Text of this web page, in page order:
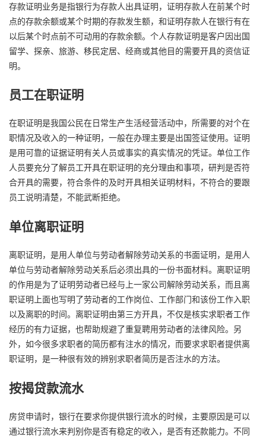
存款证明业务是指银行为存款人出具证明，证明存款人在前某个时
点的存款余额或某个时期的存款发生额，和证明存款人在银行有在
以后某个时点前不可动用的存款余额。个人存款证明是客户因出国
留学、探亲、旅游、移民定居、经商或其他目的需要开具的资信证
明。
员工在职证明
在职证明是我国公民在日常生产生活经营活动中，所需要的对个在
职情况及收入的一种证明，一般在办理主要是出国签证使用。证明
是用可靠的证据证明有关人员或事实的真实情况的凭证。单位工作
人员要充分了解员工开具在职证明的充分理由和事项，研判是否符
合开具的需要，符合条件的及时开具相关证明材料，不符合的要跟
员工说明清楚，不能武断拒绝。
单位离职证明
离职证明，是用人单位与劳动者解除劳动关系的书面证明，是用人
单位与劳动者解除劳动关系后必须出具的一份书面材料。离职证明
的作用是为了证明劳动者已经与上一家公司解除劳动关系，而且离
职证明上面也写明了劳动者的工作岗位、工作部门和该份工作入职
以及离职的时间。离职证明由第三方开具，不仅是核实求职者工作
经历的有力证据，也帮助规避了重复聘用劳动者的法律风险。另
外，如今很多求职者的简历都有注水的情况，而要求求职者提供离
职证明，是一种很有效的辨别求职者简历是否注水的方法。
按揭贷款流水
房贷申请时，银行在要求你提供银行流水的时候，主要原因是可以
通过银行流水来判别你是否有稳定的收入，是否有还款能力。不同